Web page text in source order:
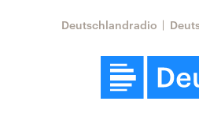
Deutschlandradio